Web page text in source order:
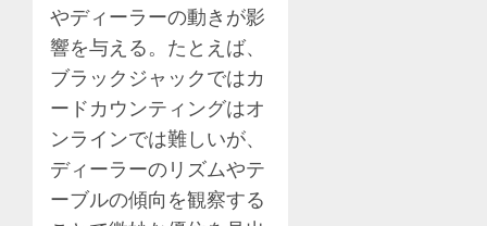
やディーラーの動きが影
響を与える。たとえば、
ブラックジャックではカ
ードカウンティングはオ
ンラインでは難しいが、
ディーラーのリズムやテ
ーブルの傾向を観察する